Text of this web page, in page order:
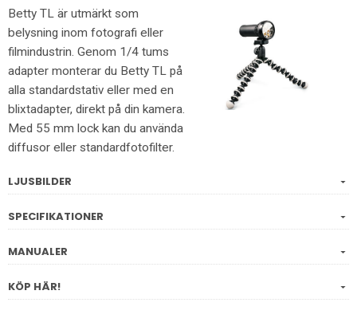
Betty TL är utmärkt som
belysning inom fotografi eller
filmindustrin. Genom 1/4 tums
adapter monterar du Betty TL på
alla standardstativ eller med en
blixtadapter, direkt på din kamera.
Med 55 mm lock kan du använda
diffusor eller standardfotofilter.
LJUSBILDER
SPECIFIKATIONER
MANUALER
KÖP HÄR!